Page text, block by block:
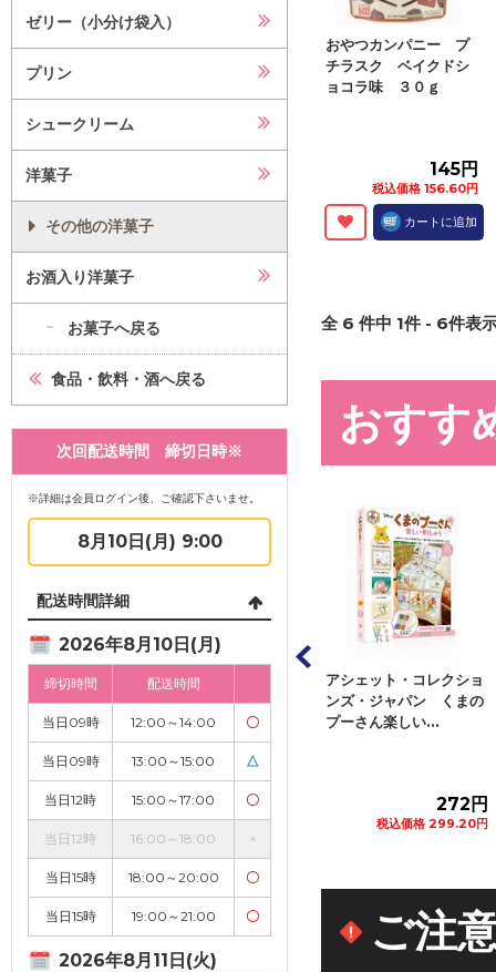
ゼリー（小分け袋入）
プリン
シュークリーム
洋菓子
その他の洋菓子
お酒入り洋菓子
お菓子へ戻る
食品・飲料・酒へ戻る
次回配送時間 締切日時※
※詳細は会員ログイン後、ご確認下さいませ。
8月10日(月) 9:00
配送時間詳細
2026年8月10日(月)
締切時間 配送時間
当日09時 12:00～14:00 〇
当日09時 13:00～15:00 △
当日12時 15:00～17:00 〇
当日12時 16:00～18:00 ×
当日15時 18:00～20:00 〇
当日15時 19:00～21:00 〇
2026年8月11日(火)
おやつカンパニー プ
チラスク ベイクドシ
ョコラ味 ３０ｇ
145円
税込価格 156.60円
カートに追加
全 6 件中 1件 - 6件表
おすす
ＳＳＥ（エッ
２６年９月
718円
税込価格 789.80円
カートに追加
アシェット・コレクショ
ンズ・ジャパン くまの
プーさん楽しい...
272円
税込価格 299.20円
カートに追加
宝島社 食食食！北海
道 ＴＪ ＭＯＯＫ
１冊
1,400円
税込価格 1,540円
ご注